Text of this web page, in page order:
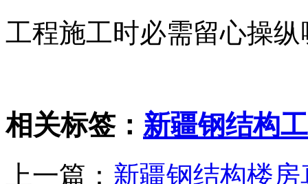
工程施工时必需留心操纵
相关标签： 新疆钢结构
上一篇： 新疆钢结构楼